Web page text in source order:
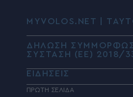
MYVOLOS.NET |
ΔΗΛΩΣΗ
ΣΥΣΤΑΣΗ (ΕΕ) 2018/
ΕΙΔΗΣΕΙΣ
ΠΡΩΤΗ ΣΕΛΙΔΑ